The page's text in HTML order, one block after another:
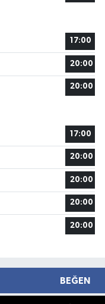
17:00
20:00
20:00
17:00
20:00
20:00
20:00
20:00
BEĞEN